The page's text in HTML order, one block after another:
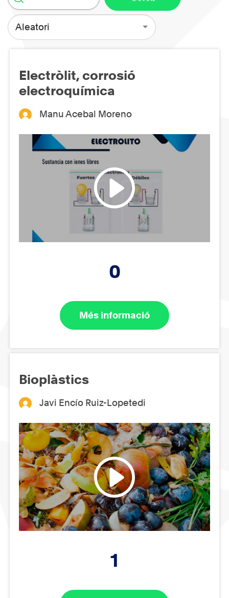
Aleatori
Electròlit, corrosió
electroquímica
Manu Acebal Moreno
0
Més informació
Bioplàstics
Javi Encío Ruiz-Lopetedi
1